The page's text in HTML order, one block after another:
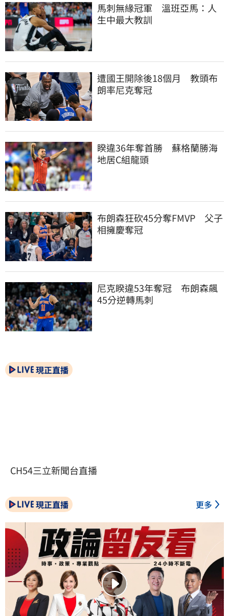
馬刺無緣冠軍　溫班亞馬：人
生中最大教訓
遭國王開除後18個月　教頭布
朗率尼克奪冠
睽違36年奪首勝　蘇格蘭勝海
地居C組龍頭
布朗森狂砍45分奪FMVP　父子
相擁慶奪冠
尼克睽違53年奪冠　布朗森飆
45分逆轉馬刺
現正直播
CH54三立新聞台直播
現正直播 更多